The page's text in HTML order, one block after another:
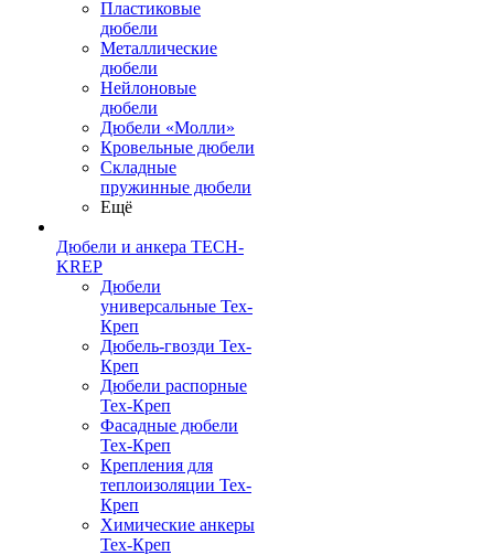
Пластиковые
дюбели
Металлические
дюбели
Нейлоновые
дюбели
Дюбели «Молли»
Кровельные дюбели
Складные
пружинные дюбели
Ещё
Дюбели и анкера TECH-
KREP
Дюбели
универсальные Тех-
Креп
Дюбель-гвозди Тех-
Креп
Дюбели распорные
Тех-Креп
Фасадные дюбели
Тех-Креп
Крепления для
теплоизоляции Тех-
Креп
Химические анкеры
Тех-Креп